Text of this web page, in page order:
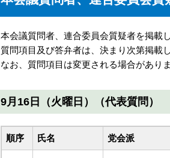
本会議質問者、連合委員会質疑者を掲載
質問項目及び答弁者は、決まり次第掲載し
なお、質問項目は変更される場合がありま
9月16日（火曜日）（代表質問）
順序 氏名 党会派